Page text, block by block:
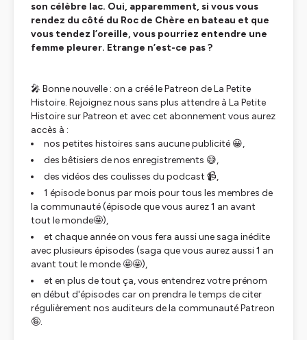
son célèbre lac. Oui, apparemment, si vous vous
rendez du côté du Roc de Chère en bateau et que
vous tendez l’oreille, vous pourriez entendre une
femme pleurer. Etrange n’est-ce pas ?
🎤 Bonne nouvelle : on a créé le Patreon de La Petite
Histoire. Rejoignez nous sans plus attendre à La Petite
Histoire sur Patreon et avec cet abonnement vous aurez
accès à :
nos petites histoires sans aucune publicité 😀,
des bêtisiers de nos enregistrements 😅,
des vidéos des coulisses du podcast 📹,
1 épisode bonus par mois pour tous les membres de
la communauté (épisode que vous aurez 1 an avant
tout le monde🤩),
et chaque année on vous fera aussi une saga inédite
avec plusieurs épisodes (saga que vous aurez aussi 1 an
avant tout le monde 🤩🤩),
et en plus de tout ça, vous entendrez votre prénom
en début d'épisodes car on prendra le temps de citer
régulièrement nos auditeurs de la communauté Patreon
🤪.